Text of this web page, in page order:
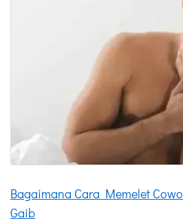
Bagaimana Cara Memelet
Gaib